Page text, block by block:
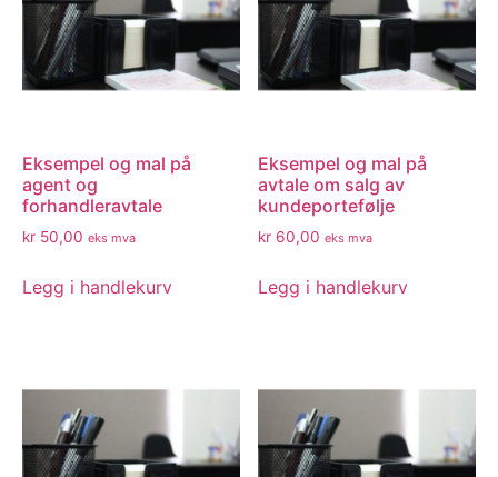
Eksempel og mal på
agent og
forhandleravtale
kr 50,00 eks mva
Legg i handlekurv
Eksempel og mal på
avtale om salg av
kundeportefølje
kr 60,00 eks mva
Legg i handlekurv